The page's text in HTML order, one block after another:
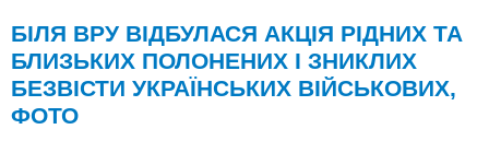
БІЛЯ ВРУ ВІДБУЛАСЯ АКЦІЯ РІДНИХ ТА
БЛИЗЬКИХ ПОЛОНЕНИХ І ЗНИКЛИХ
БЕЗВІСТИ УКРАЇНСЬКИХ ВІЙСЬКОВИХ,
ФОТО